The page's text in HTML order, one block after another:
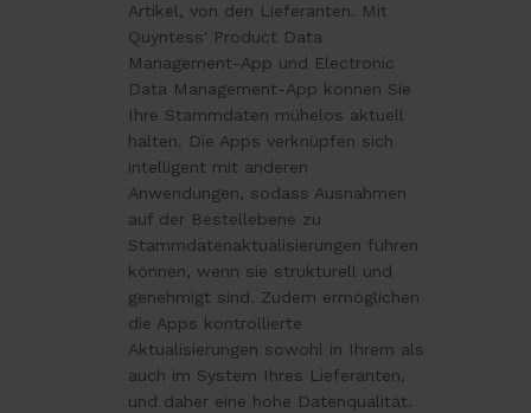
Artikel, von den Lieferanten. Mit
Quyntess' Product Data
Management-App und Electronic
Data Management-App können Sie
Ihre Stammdaten mühelos aktuell
halten. Die Apps verknüpfen sich
intelligent mit anderen
Anwendungen, sodass Ausnahmen
auf der Bestellebene zu
Stammdatenaktualisierungen führen
können, wenn sie strukturell und
genehmigt sind. Zudem ermöglichen
die Apps kontrollierte
Aktualisierungen sowohl in Ihrem als
auch im System Ihres Lieferanten,
und daher eine hohe Datenqualität.